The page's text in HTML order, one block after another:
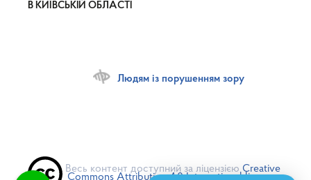
В КИЇВСЬКІЙ ОБЛАСТІ
Людям із порушенням зору
Весь контент доступний за ліцензієюCreative
Commons Attribution 4.0 International license,